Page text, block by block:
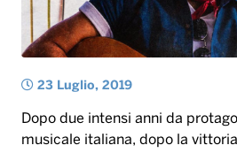
23 Luglio, 2019
Dopo due intensi anni da
musicale italiana, dopo la